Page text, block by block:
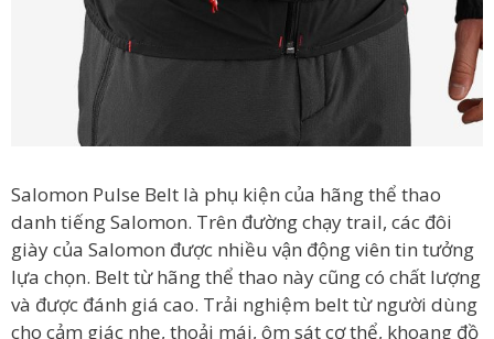
Salomon Pulse Belt là phụ kiện của hãng thể thao
danh tiếng Salomon. Trên đường chạy trail, các đôi
giày của Salomon được nhiều vận động viên tin tưởng
lựa chọn. Belt từ hãng thể thao này cũng có chất lượng
và được đánh giá cao. Trải nghiệm belt từ người dùng
cho cảm giác nhẹ, thoải mái, ôm sát cơ thể, khoang đồ